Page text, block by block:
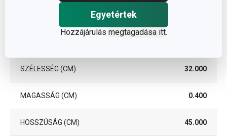
Egyetértek
Hozzájárulás megtagadása itt.
SZÉLESSÉG (CM) 32.000
MAGASSÁG (CM) 0.400
HOSSZÚSÁG (CM) 45.000